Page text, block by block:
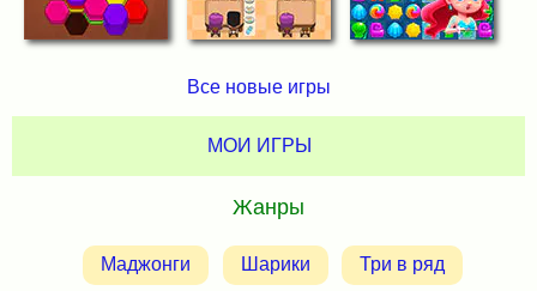
Все новые игры
МОИ ИГРЫ
Жанры
Маджонги Шарики Три в ряд